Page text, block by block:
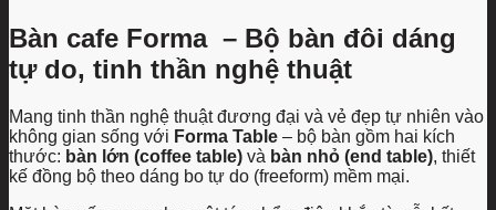
Bàn cafe Forma – Bộ bàn đôi dáng
tự do, tinh thần nghệ thuật
Mang tinh thần nghệ thuật đương đại và vẻ đẹp tự nhiên vào
không gian sống với Forma Table – bộ bàn gồm hai kích
thước: bàn lớn (coffee table) và bàn nhỏ (end table), thiết
kế đồng bộ theo dáng bo tự do (freeform) mềm mại.